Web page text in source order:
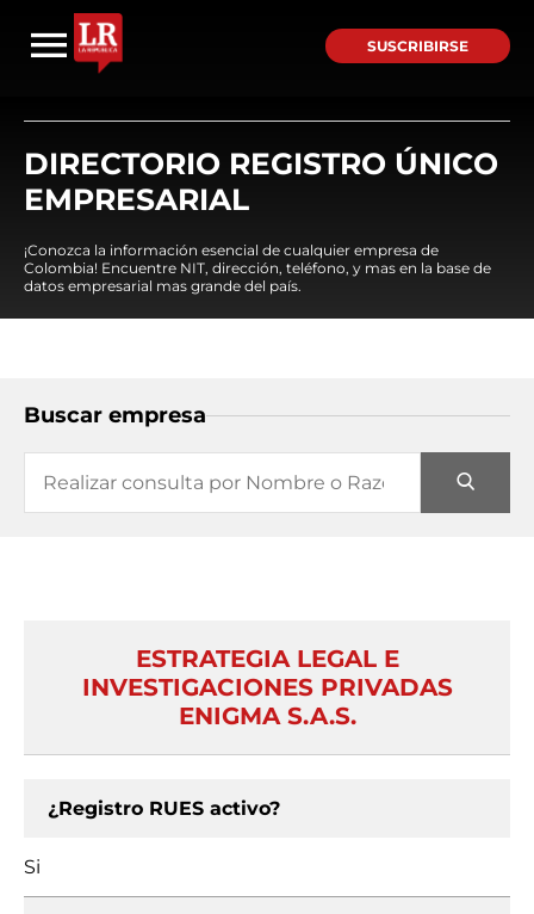
SUSCRIBIRSE
DIRECTORIO REGISTRO ÚNICO
EMPRESARIAL
¡Conozca la información esencial de cualquier empresa de
Colombia! Encuentre NIT, dirección, teléfono, y mas en la base de
datos empresarial mas grande del país.
Buscar empresa
ESTRATEGIA LEGAL E
INVESTIGACIONES PRIVADAS
ENIGMA S.A.S.
¿Registro RUES activo?
Si